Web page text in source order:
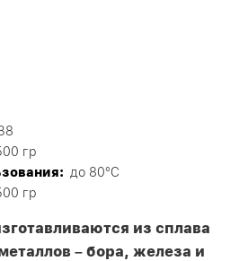
гр
до 80°C
гр
из сплава
– бора, железа и